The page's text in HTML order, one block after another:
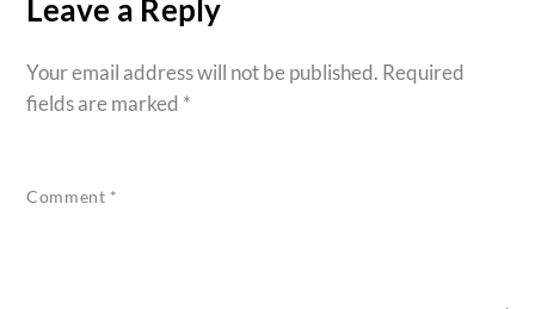
Leave a Reply
Your email address will not be published. Required
fields are marked *
Comment *